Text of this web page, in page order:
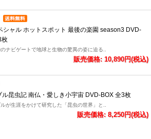
シャル ホットスポット 最後の楽園 season3 DVD-
枚
ナビゲートで地球と生物の驚異の姿に迫る..
販売価格: 10,890円(税込)
ル昆虫記 南仏・愛しき小宇宙 DVD-BOX 全3枚
が生涯をかけて研究した「昆虫の世界」と..
販売価格: 8,250円(税込)